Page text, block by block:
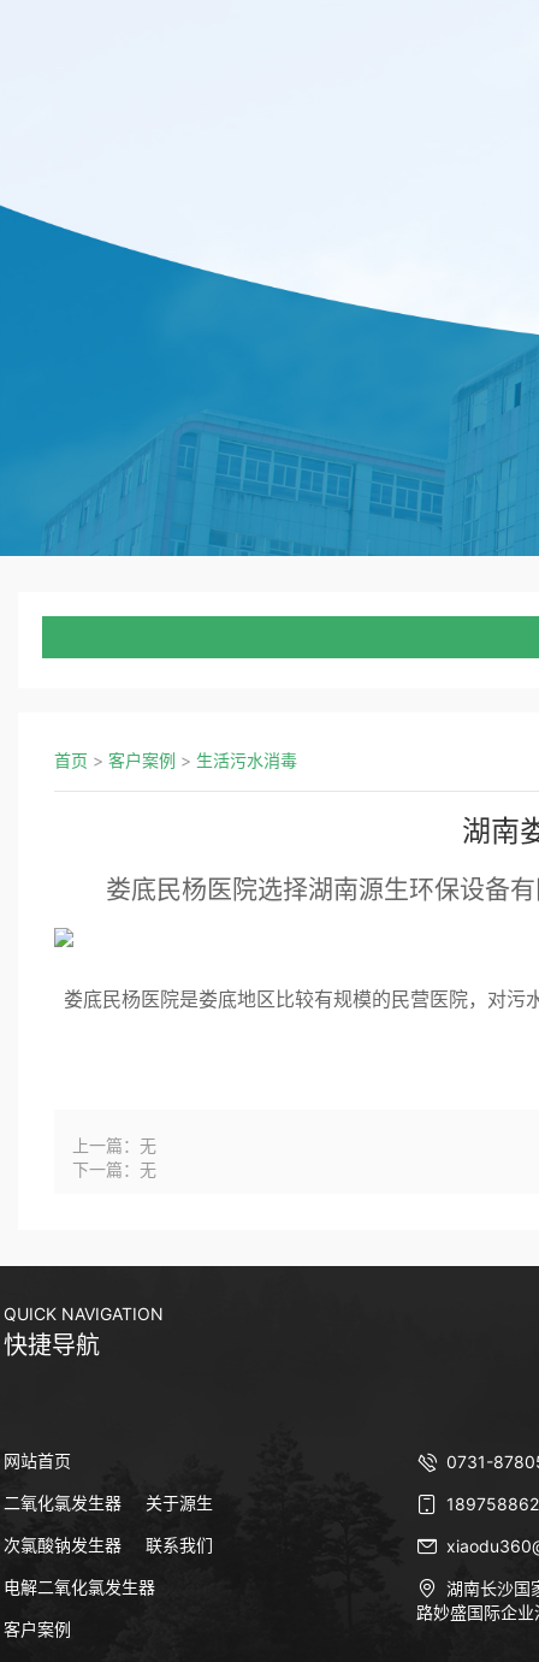
首页 > 客户案例 > 生活污水消毒
湖南
娄底民杨医院选择湖南源生环保设备
娄底民杨医院是娄底地区比较有规模的民营医院，对污
上一篇：无
下一篇：无
QUICK NAVIGATION
快捷导航
网站首页
二氧化氯发生器 关于源生
次氯酸钠发生器 联系我们
电解二氧化氯发生器
客户案例
0731-
湖南长沙国
路妙盛国际企